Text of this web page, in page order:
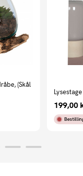
(Skål
199,00